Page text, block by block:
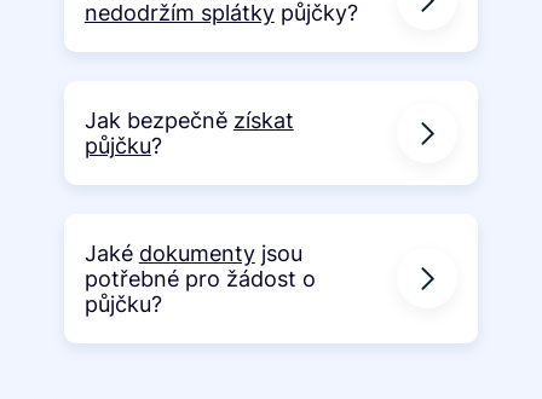
nedodržím splátkypůjčky?
Jak bezpečně získat
půjčku?
Jaké dokumentyjsou
potřebné pro žádost o
půjčku?